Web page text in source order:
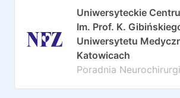
Uniwersyteckie
Im. Prof. K.
Uniwersytetu
Katowicach
Poradnia